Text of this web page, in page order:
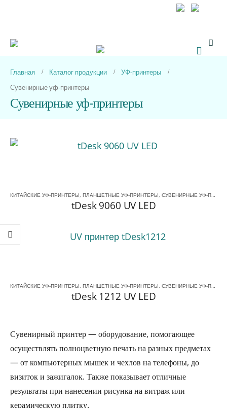
Главная Каталог продукции
УФ-принтеры
Сувенирные уф-принтеры
Сувенирные уф-принтеры
КИТАЙСКИЕ УФ-ПРИНТЕРЫ, ПЛАНШЕТНЫЕ УФ-ПРИНТЕРЫ, СУВЕНИРНЫЕ УФ-ПРИНТЕРЫ
tDesk 9060 UV LED
КИТАЙСКИЕ УФ-ПРИНТЕРЫ, ПЛАНШЕТНЫЕ УФ-ПРИНТЕРЫ, СУВЕНИРНЫЕ УФ-ПРИНТЕРЫ
tDesk 1212 UV LED
Сувенирный принтер — оборудование, помогающее
осуществлять полноцветную печать на разных предметах
— от компьютерных мышек и чехлов на телефоны, до
визиток и зажигалок. Также показывает отличные
результаты при нанесении рисунка на витраж или
керамическую плитку.